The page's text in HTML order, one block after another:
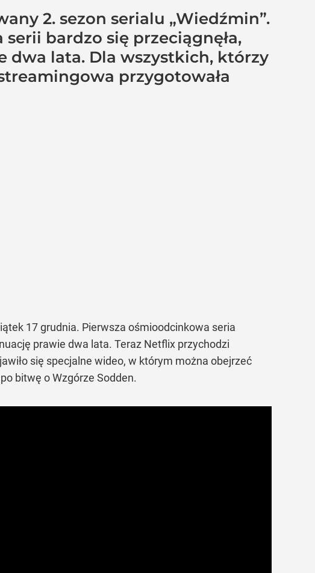
2. sezon serialu „Wiedźmin”.
bardzo się przeciągnęła,
dwa lata. Dla wszystkich, którzy
przygotowała
17 grudnia. Pierwsza ośmioodcinkowa seria
prawie dwa lata. Teraz Netflix przychodzi
się specjalne wideo, w którym można obejrzeć
bitwę o Wzgórze Sodden.